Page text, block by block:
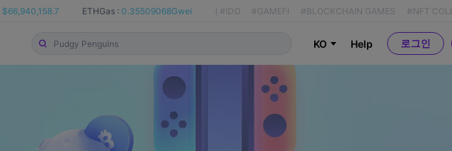
$66,940,158.7 ETHGas : 0.35509068Gwei ( #IDO #GAMEFI #BLOCKCHAIN GAMES #NFT
KO Help 로그인